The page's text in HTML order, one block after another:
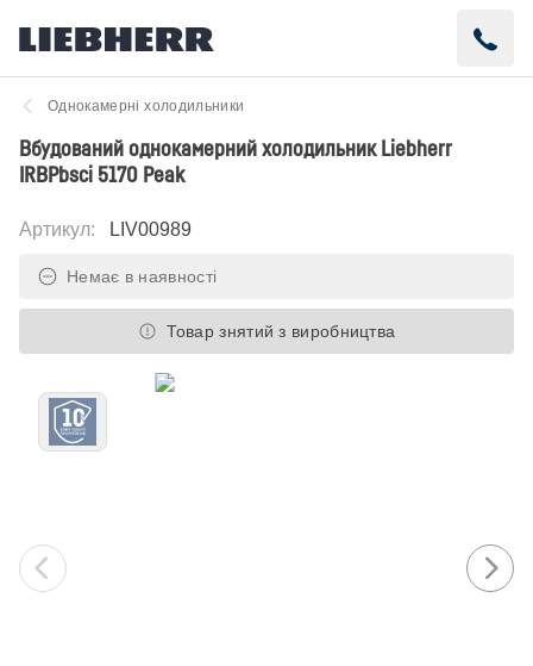
Однокамерні холодильники
Вбудований однокамерний холодильник Liebherr
IRBPbsci 5170 Peak
Артикул: LIV00989
Немає в наявності
Товар знятий з виробництва